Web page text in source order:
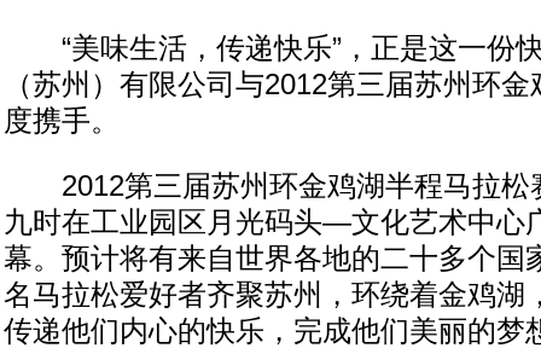
“美味生活，传递快乐”，正是这一份
（苏州）有限公司与2012第三届苏州环
度携手。
2012第三届苏州环金鸡湖半程马拉松
九时在工业园区月光码头—文化艺术中心
幕。预计将有来自世界各地的二十多个国
名马拉松爱好者齐聚苏州，环绕着金鸡湖
传递他们内心的快乐，完成他们美丽的梦